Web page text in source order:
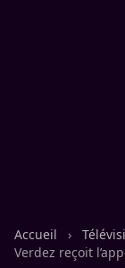
Accueil ›
Verdez reçoit